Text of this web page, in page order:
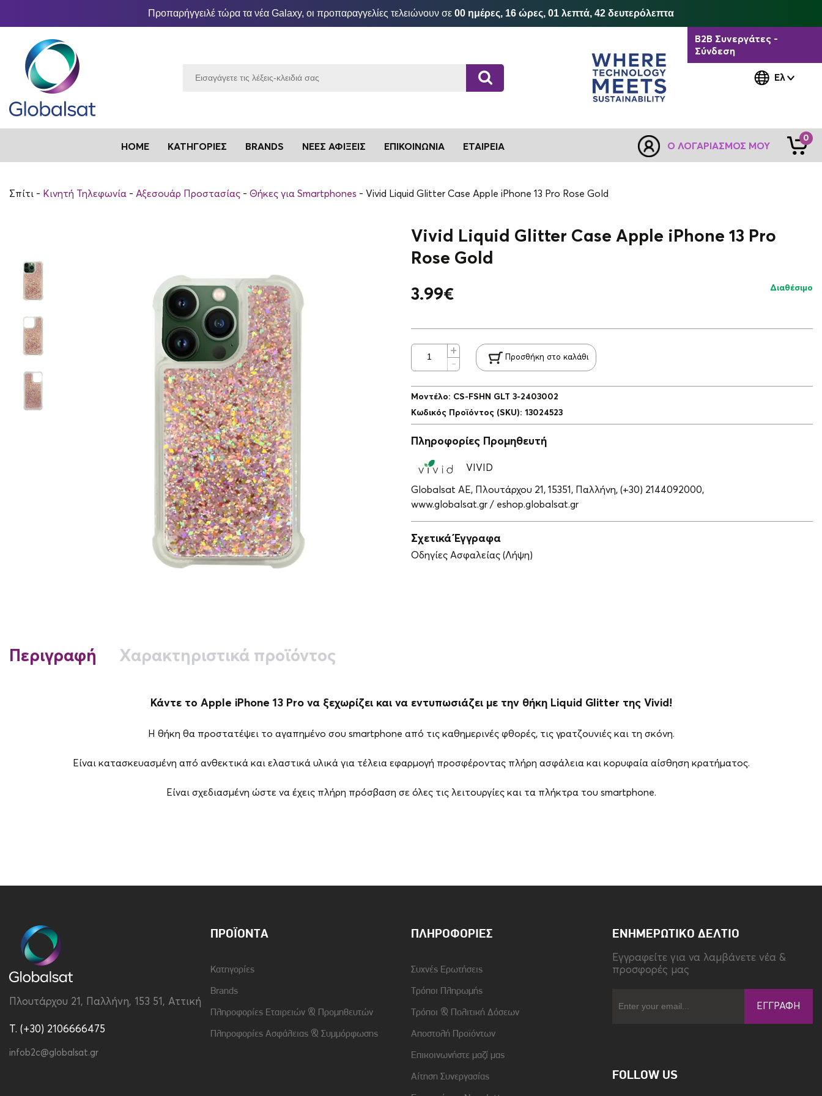
Προπαρήγγειλέ τώρα τα νέα Galaxy, οι προπαραγγελίες τελειώνουν σε 00 ημέρες, 16 ώρες, 01 λεπτά, 42 δευτερόλεπτα
Ελ
B2B Συνεργάτες -
Σύνδεση
HOME ΚΑΤΗΓΟΡΊΕΣ BRANDS ΝΈΕΣ ΑΦΊΞΕΙΣ ΕΠΙΚΟΙΝΩΝΊΑ ΕΤΑΙΡΕΊΑ Ο ΛΟΓΑΡΙΑΣΜΌΣ ΜΟΥ
0
Σπίτι Κινητή Τηλεφωνία Αξεσουάρ Προστασίας Θήκες για Smartphones Vivid Liquid Glitter Case Apple iPhone 13 Pro Rose Gold
Vivid Liquid Glitter Case Apple iPhone 13 Pro
Rose Gold
3.99€ Διαθέσιμο
Προσθήκη στο καλάθι
Μοντέλο: CS-FSHN GLT 3-2403002
Κωδικός Προϊόντος (SKU): 13024523
Πληροφορίες Προμηθευτή
VIVID
Globalsat ΑΕ, Πλουτάρχου 21, 15351, Παλλήνη, (+30) 2144092000,
www.globalsat.gr / eshop.globalsat.gr
Σχετικά Έγγραφα
Οδηγίες Ασφαλείας (Λήψη)
Περιγραφή Χαρακτηριστικά προϊόντος
Κάντε το Apple iPhone 13 Pro να ξεχωρίζει και να εντυπωσιάζει με την θήκη Liquid Glitter της Vivid!
Η θήκη θα προστατέψει το αγαπημένο σου smartphone από τις καθημερινές φθορές, τις γρατζουνιές και τη σκόνη.
Είναι κατασκευασμένη από ανθεκτικά και ελαστικά υλικά για τέλεια εφαρμογή προσφέροντας πλήρη ασφάλεια και κορυφαία αίσθηση κρατήματος.
Είναι σχεδιασμένη ώστε να έχεις πλήρη πρόσβαση σε όλες τις λειτουργίες και τα πλήκτρα του smartphone.
Υλικό Σιλικόνη Χρώμα Διάφανο-Ρόζ Χρυσό
Πλουτάρχου 21, Παλλήνη, 153 51, Αττική
T. (+30) 2106666475
infob2c@globalsat.gr
ΠΡΟΪΌΝΤΑ
Κατηγορίες
Brands
Πληροφορίες Εταιρειών & Προμηθευτών
Πληροφορίες Ασφάλειας & Συμμόρφωσης
ΠΛΗΡΟΦΟΡΊΕΣ
Συχνές Ερωτήσεις
Τρόποι Πληρωμής
Τρόποι & Πολιτική Δόσεων
Αποστολή Προϊόντων
Επικοινωνήστε μαζί μας
Αίτηση Συνεργασίας
ΕΝΗΜΕΡΩΤΙΚΌ ΔΕΛΤΊΟ
Eγγραφείτε για να λαμβάνετε νέα &
προσφορές μας
ΕΓΓΡΑΦΉ
FOLLOW US